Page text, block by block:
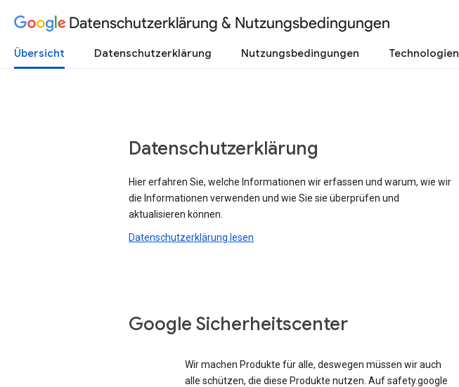
Datenschutzerklärung & Nutzungsbedingungen
Übersicht Datenschutzerklärung Nutzungsbedingungen Technologien
Datenschutzerklärung
Hier erfahren Sie, welche Informationen wir erfassen und warum, wie wir
die Informationen verwenden und wie Sie sie überprüfen und
aktualisieren können.
Datenschutzerklärung lesen
Google Sicherheitscenter
Wir machen Produkte für alle, deswegen müssen wir auch
alle schützen, die diese Produkte nutzen. Auf safety.google